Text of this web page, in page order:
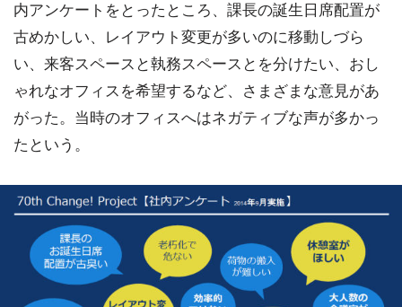
内アンケートをとったところ、課長の誕生日席配置が
古めかしい、レイアウト変更が多いのに移動しづら
い、来客スペースと執務スペースとを分けたい、おし
ゃれなオフィスを希望するなど、さまざまな意見があ
がった。当時のオフィスへはネガティブな声が多かっ
たという。